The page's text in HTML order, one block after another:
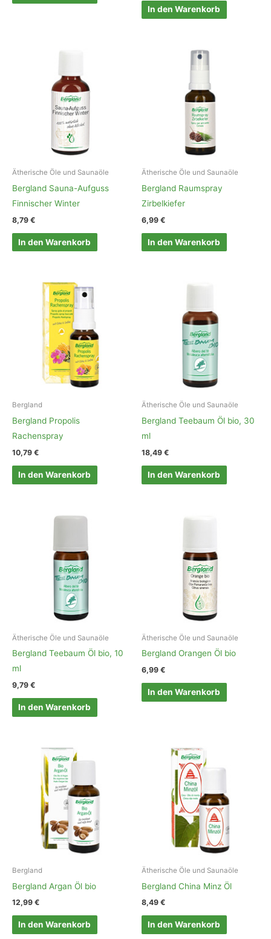
In den Warenkorb
Ätherische Öle und Saunaöle
Bergland Sauna-Aufguss
Finnischer Winter
8,79 €
In den Warenkorb
Ätherische Öle und Saunaöle
Bergland Raumspray
Zirbelkiefer
6,99 €
In den Warenkorb
Bergland
Bergland Propolis
Rachenspray
10,79 €
In den Warenkorb
Ätherische Öle und Saunaöle
Bergland Teebaum Öl bio, 30
ml
18,49 €
In den Warenkorb
Ätherische Öle und Saunaöle
Bergland Teebaum Öl bio, 10
ml
9,79 €
In den Warenkorb
Ätherische Öle und Saunaöle
Bergland Orangen Öl bio
6,99 €
In den Warenkorb
Bergland
Bergland Argan Öl bio
12,99 €
In den Warenkorb
Ätherische Öle und Saunaöle
Bergland China Minz Öl
8,49 €
In den Warenkorb